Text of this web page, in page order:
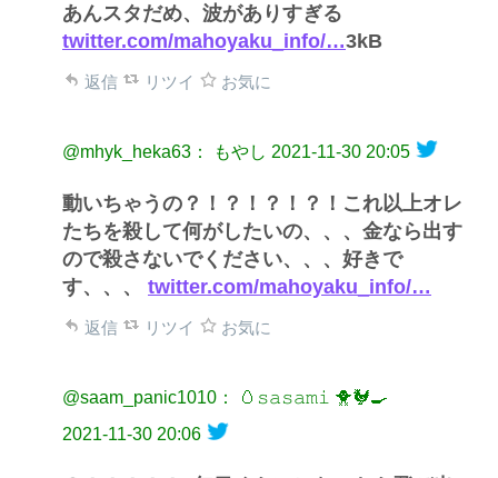
あんスタだめ、波がありすぎる
twitter.com/mahoyaku_info/…3kB
返信 リツイ お気に
@mhyk_heka63： もやし 2021-11-30 20:05
動いちゃうの？！？！？！？！これ以上オレ
たちを殺して何がしたいの、、、金なら出す
ので殺さないでください、、、好きで
す、、、 twitter.com/mahoyaku_info/…
返信 リツイ お気に
@saam_panic1010： 🥚𝚜𝚊𝚜𝚊𝚖𝚒 🐥🐓🍳
2021-11-30 20:06